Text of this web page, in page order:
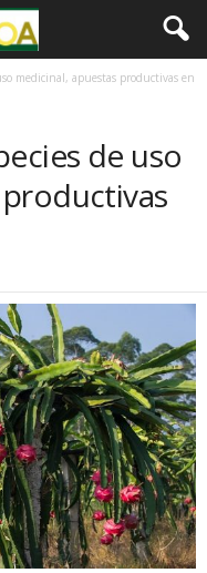
medicinal, apuestas productivas en
de uso